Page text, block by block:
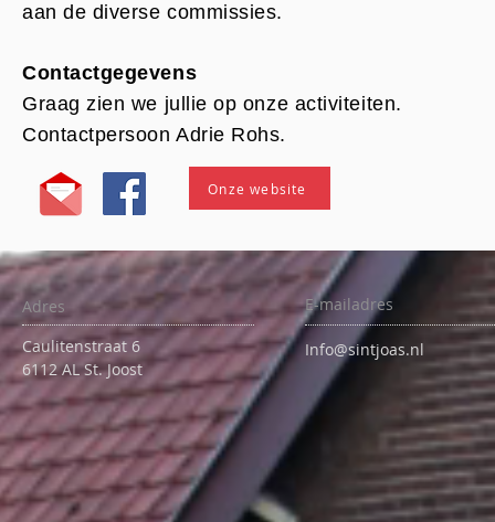
aan de diverse commissies.
Contactgegevens
Graag zien we jullie op onze activiteiten.
Contactpersoon Adrie Rohs.
Onze website
Adres
Caulitenstraat 6
6112 AL St. Joost
E-mailadres
Info@sintjoas.nl